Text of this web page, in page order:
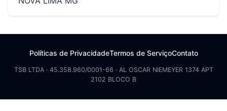
Políticas de PrivacidadeTermos de ServiçoContato
TSB LTDA · 45.358.960/0001-66 · AL OSCAR NIEMEYER 1374 APT
2102 BLOCO B